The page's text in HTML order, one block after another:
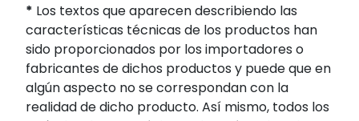
* Los textos que aparecen describiendo las
características técnicas de los productos han
sido proporcionados por los importadores o
fabricantes de dichos productos y puede que en
algún aspecto no se correspondan con la
realidad de dicho producto. Así mismo, todos los